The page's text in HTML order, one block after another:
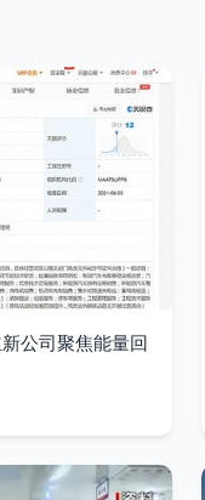
公司聚焦能量回